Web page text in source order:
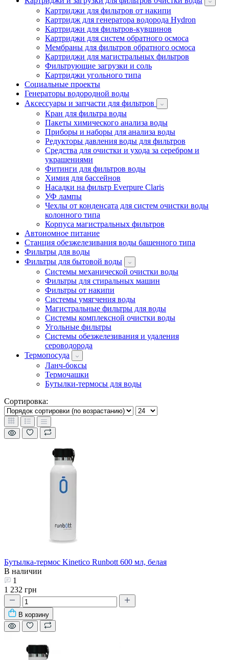
Картриджи для фильтров от накипи
Картридж для генератора водорода Hydron
Картриджи для фильтров-кувшинов
Картриджи для систем обратного осмоса
Мембраны для фильтров обратного осмоса
Картриджи для магистральных фильтров
Фильтрующие загрузки и соль
Картриджи угольного типа
Социальные проекты
Генераторы водородной воды
Аксессуары и запчасти для фильтров
Кран для фильтра воды
Пакеты химического анализа воды
Приборы и наборы для анализа воды
Редукторы давления воды для фильтров
Средства для очистки и ухода за серебром и
украшениями
Фитинги для фильтров воды
Химия для бассейнов
Насадки на фильтр Everpure Claris
УФ лампы
Чехлы от конденсата для систем очистки воды
колонного типа
Корпуса магистральных фильтров
Автономное питание
Станция обезжелезивания воды башенного типа
Фильтры для воды
Фильтры для бытовой воды
Системы механической очистки воды
Фильтры для стиральных машин
Фильтры от накипи
Системы умягчения воды
Магистральные фильтры для воды
Системы комплексной очистки воды
Угольные фильтры
Системы обезжелезивания и удаления
сероводорода
Термопосуда
Ланч-боксы
Термочашки
Бутылки-термосы для воды
Сортировка:
Бутылка-термос Kinetico Runbott 600 мл, белая
В наличии
1
1 232 грн
В корзину